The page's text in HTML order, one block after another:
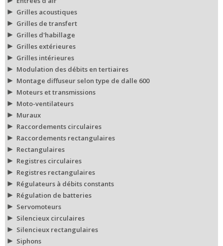
Grilles acoustiques
Grilles de transfert
Grilles d'habillage
Grilles extérieures
Grilles intérieures
Modulation des débits en tertiaires
Montage diffuseur selon type de dalle 600
Moteurs et transmissions
Moto-ventilateurs
Muraux
Raccordements circulaires
Raccordements rectangulaires
Rectangulaires
Registres circulaires
Registres rectangulaires
Régulateurs à débits constants
Régulation de batteries
Servomoteurs
Silencieux circulaires
Silencieux rectangulaires
Siphons